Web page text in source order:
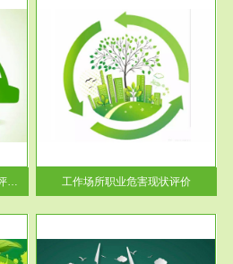
工作场所职业危害因素检测与评价...
价
素---
明确
工作场所职业危害现状评价